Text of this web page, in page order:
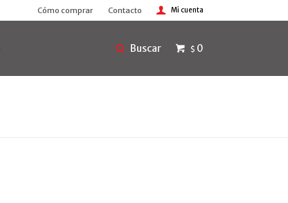
$ 0
Cómo comprar Contacto